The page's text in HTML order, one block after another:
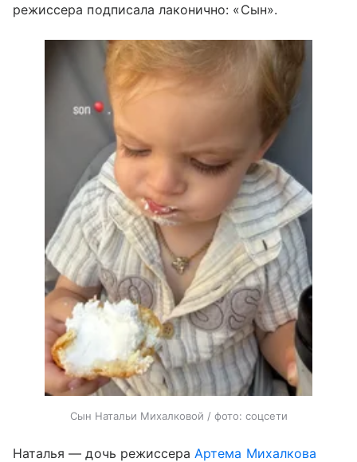
режиссера подписала лаконично: «Сын».
Сын Натальи Михалковой / фото: соцсети
Наталья — дочь режиссера Артема Михалкова